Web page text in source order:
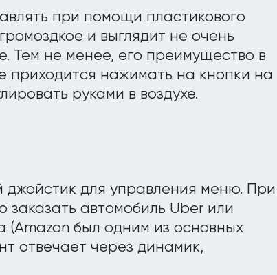
при помощи пластикового
и выглядит не очень
Тем не менее, его преимущество в
приходится нажимать на кнопки на
руками в воздухе.
джойстик для управления меню. При
заказать автомобиль Uber или
(Amazon был одним из основных
отвечает через динамик,